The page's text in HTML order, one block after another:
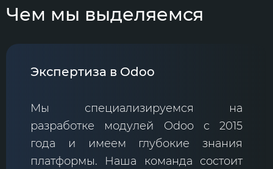
Чем мы выделяемся
Экспертиза в Odoo
Мы специализируемся на
разработке модулей Odoo с 2015
года и имеем глубокие знания
платформы. Наша команда состоит